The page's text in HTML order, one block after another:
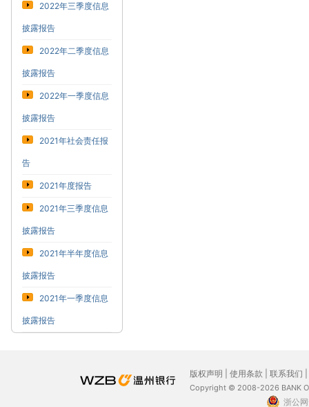
2022年三季度信息
披露报告
2022年二季度信息
披露报告
2022年一季度信息
披露报告
2021年社会责任报
告
2021年度报告
2021年三季度信息
披露报告
2021年半年度信息
披露报告
2021年一季度信息
披露报告
版权声明 使用条款 联系我们
Copyright © 2008-2026 BANK
浙公